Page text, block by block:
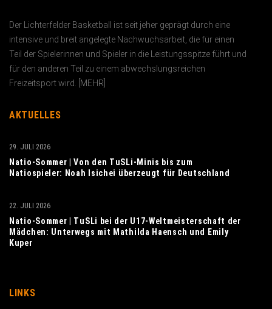
Der Lichterfelder Basketball ist seit jeher geprägt durch eine
intensive und breit angelegte Nachwuchs­arbeit, die für einen
Teil der Spielerinnen und Spieler in die Leistungs­spitze führt und
für den anderen Teil zu einem abwechslungs­reichen
Freizeitsport wird. [ MEHR
AKTUELLES
Natio-Sommer | Von den TuSLi-Minis bis zum
Natiospieler: Noah Isichei überzeugt für Deutschland
29. JULI 2026
Natio-Sommer | TuSLi bei der U17-Weltmeisterschaft der
Mädchen: Unterwegs mit Mathilda Haensch und Emily
Kuper
22. JULI 2026
LINKS